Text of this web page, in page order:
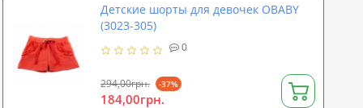
Детские шорты для девочек OBABY
(3023-305)
0
294,00грн. -37%
184,00грн.